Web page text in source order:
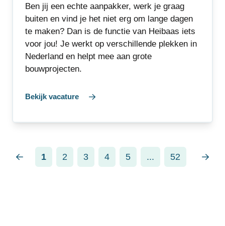
Ben jij een echte aanpakker, werk je graag
buiten en vind je het niet erg om lange dagen
te maken? Dan is de functie van Heibaas iets
voor jou! Je werkt op verschillende plekken in
Nederland en helpt mee aan grote
bouwprojecten.
Bekijk vacature
1 2 3 4 5 ... 52